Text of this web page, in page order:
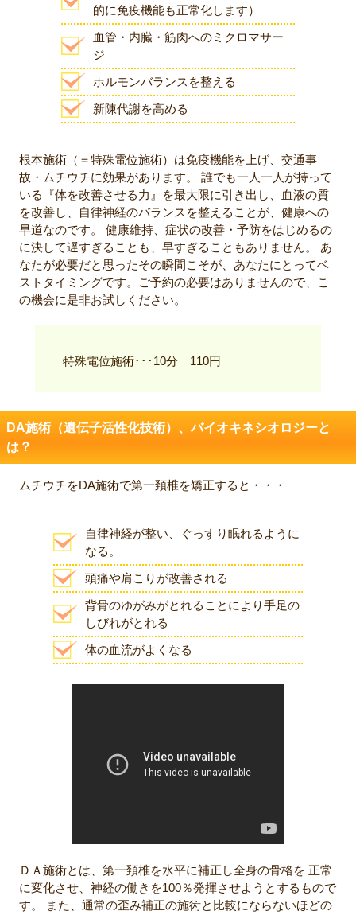
的に免疫機能も正常化します）
血管・内臓・筋肉へのミクロマサー
ジ
ホルモンバランスを整える
新陳代謝を高める
根本施術（＝特殊電位施術）は免疫機能を上げ、交通事
故・ムチウチに効果があります。 誰でも一人一人が持って
いる『体を改善させる力』を最大限に引き出し、血液の質
を改善し、自律神経のバランスを整えることが、健康への
早道なのです。 健康維持、症状の改善・予防をはじめるの
に決して遅すぎることも、早すぎることもありません。 あ
なたが必要だと思ったその瞬間こそが、あなたにとってベ
ストタイミングです。ご予約の必要はありませんので、こ
の機会に是非お試しください。
特殊電位施術･･･10分 110円
DA施術（遺伝子活性化技術）、バイオキネシオロジーと
は？
ムチウチをDA施術で第一頚椎を矯正すると・・・
自律神経が整い、ぐっすり眠れるように
なる。
頭痛や肩こりが改善される
背骨のゆがみがとれることにより手足の
しびれがとれる
体の血流がよくなる
ＤＡ施術とは、第一頚椎を水平に補正し全身の骨格を 正常
に変化させ、神経の働きを100％発揮させようとするもので
す。 また、通常の歪み補正の施術と比較にならないほどの